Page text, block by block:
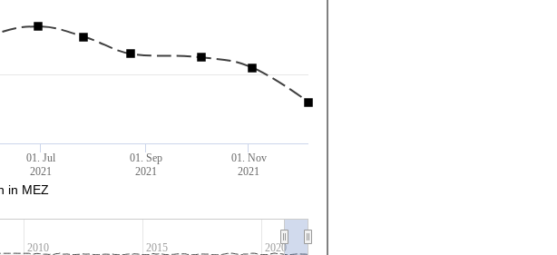
in MEZ
01. Jul
2021
01. Sep
2021
01. Nov
2021
2010 2015 2020